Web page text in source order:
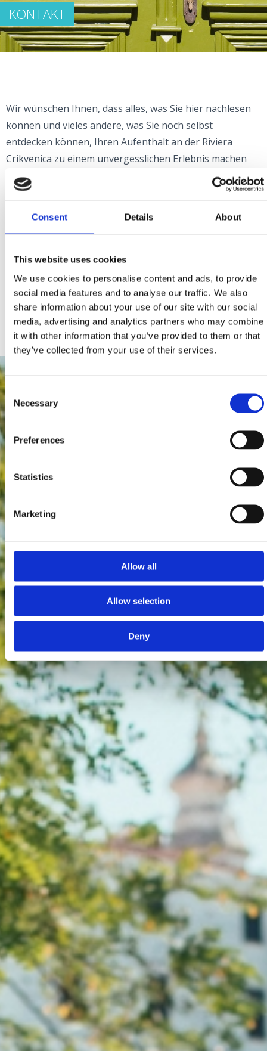
Consent Details About
This website uses cookies
We use cookies to personalise content and ads, to provide
social media features and to analyse our traffic. We also
share information about your use of our site with our social
media, advertising and analytics partners who may combine
it with other information that you’ve provided to them or that
they’ve collected from your use of their services.
Consent
Selection
Necessary
Preferences
Statistics
Marketing
Allow all
Allow selection
Deny
KONTAKT
Wir wünschen Ihnen, dass alles, was Sie hier nachlesen
können und vieles andere, was Sie noch selbst
entdecken können, Ihren Aufenthalt an der Riviera
Crikvenica zu einem unvergesslichen Erlebnis machen
werden!
Den ersten Schritt zu einer Reise an die Riviera
diesen Text gelesen. Der nächste Schritt besteht darin,
Orte zu entdecken, die Unterkünfte, feines Essen, gute
Unterhaltung und vieles mehr bieten.
Entdecken Sie das aktuelle Angebot und besuchen Sie
die Riviera Crikvenica!